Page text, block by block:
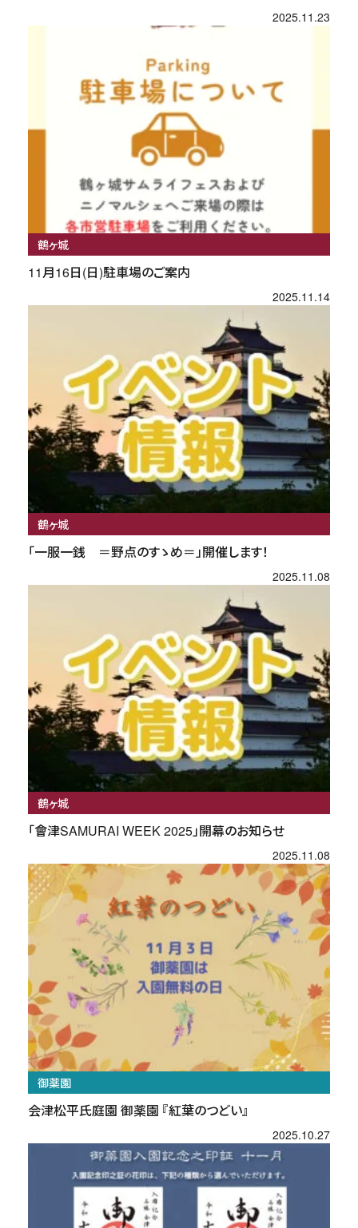
2025.11.23
鶴ヶ城
11月16日(日)駐車場のご案内
2025.11.14
鶴ヶ城
「一服一銭 ＝野点のすゝめ＝」開催します！
2025.11.08
鶴ヶ城
「會津SAMURAI WEEK 2025」開幕のお知らせ
2025.11.08
御薬園
会津松平氏庭園 御薬園 『紅葉のつどい』
2025.10.27